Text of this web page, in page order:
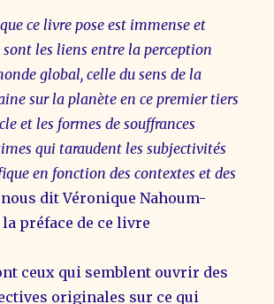
ce livre pose est immense et
les liens entre la perception
global, celle du sens de la
sur la planète en ce premier tiers
et les formes de souffrances
qui taraudent les subjectivités
en fonction des contextes et des
dit Véronique Nahoum-
préface de ce livre
ceux qui semblent ouvrir des
originales sur ce qui